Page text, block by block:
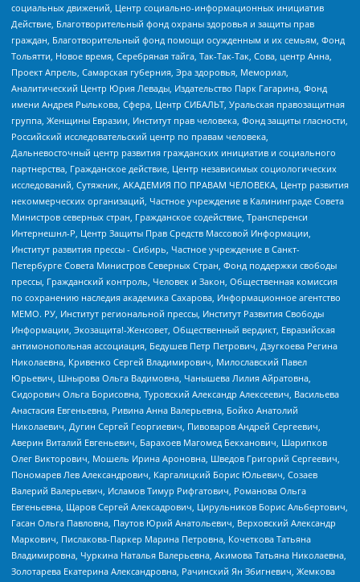
социальных движений, Центр социально-информационных инициатив
Действие, Благотворительный фонд охраны здоровья и защиты прав
граждан, Благотворительный фонд помощи осужденным и их семьям, Фонд
Тольятти, Новое время, Серебряная тайга, Так-Так-Так, Сова, центр Анна,
Проект Апрель, Самарская губерния, Эра здоровья, Мемориал,
Аналитический Центр Юрия Левады, Издательство Парк Гагарина, Фонд
имени Андрея Рылькова, Сфера, Центр СИБАЛЬТ, Уральская правозащитная
группа, Женщины Евразии, Институт прав человека, Фонд защиты гласности,
Российский исследовательский центр по правам человека,
Дальневосточный центр развития гражданских инициатив и социального
партнерства, Гражданское действие, Центр независимых социологических
исследований, Сутяжник, АКАДЕМИЯ ПО ПРАВАМ ЧЕЛОВЕКА, Центр развития
некоммерческих организаций, Частное учреждение в Калининграде Совета
Министров северных стран, Гражданское содействие, Трансперенси
Интернешнл-Р, Центр Защиты Прав Средств Массовой Информации,
Институт развития прессы - Сибирь, Частное учреждение в Санкт-
Петербурге Совета Министров Северных Стран, Фонд поддержки свободы
прессы, Гражданский контроль, Человек и Закон, Общественная комиссия
по сохранению наследия академика Сахарова, Информационное агентство
МЕМО. РУ, Институт региональной прессы, Институт Развития Свободы
Информации, Экозащита!-Женсовет, Общественный вердикт, Евразийская
антимонопольная ассоциация, Бедушев Петр Петрович, Дзугкоева Регина
Николаевна, Кривенко Сергей Владимирович, Милославский Павел
Юрьевич, Шнырова Ольга Вадимовна, Чанышева Лилия Айратовна,
Сидорович Ольга Борисовна, Туровский Александр Алексеевич, Васильева
Анастасия Евгеньевна, Ривина Анна Валерьевна, Бойко Анатолий
Николаевич, Дугин Сергей Георгиевич, Пивоваров Андрей Сергеевич,
Аверин Виталий Евгеньевич, Барахоев Магомед Бекханович, Шарипков
Олег Викторович, Мошель Ирина Ароновна, Шведов Григорий Сергеевич,
Пономарев Лев Александрович, Каргалицкий Борис Юльевич, Созаев
Валерий Валерьевич, Исламов Тимур Рифгатович, Романова Ольга
Евгеньевна, Щаров Сергей Алексадрович, Цирульников Борис Альбертович,
Гасан Ольга Павловна, Паутов Юрий Анатольевич, Верховский Александр
Маркович, Пислакова-Паркер Марина Петровна, Кочеткова Татьяна
Владимировна, Чуркина Наталья Валерьевна, Акимова Татьяна Николаевна,
Золотарева Екатерина Александровна, Рачинский Ян Збигневич, Жемкова